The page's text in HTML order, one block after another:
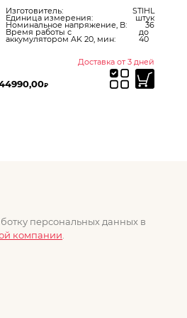
Изготовитель: STIHL
Единица измерения: штук
Номинальное напряжение, В: 36
Время работы с
аккумулятором AK 20, мин:
до
40
Доставка от 3 дней
₽
персональных данных в
компании